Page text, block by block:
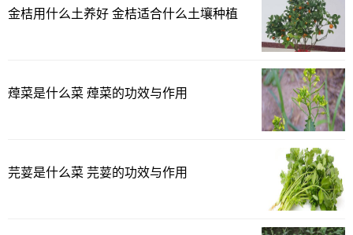
拭，避免损伤角质层。
观叶植物每10天/次，开花植物蕾期停用。实验组绿萝叶面
光泽度提升63%，气孔开合效率提高28%。
金桔用什么土养好 金桔适合什么土壤种植
蔊菜是什么菜 蔊菜的功效与作用
芫荽是什么菜 芫荽的功效与作用